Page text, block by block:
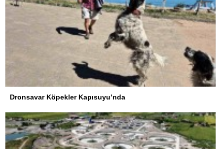
Dronsavar Köpekler Kapısuyu’nda